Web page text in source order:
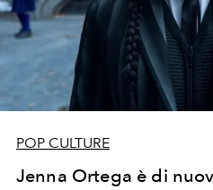
POP CULTURE
Jenna Ortega è di